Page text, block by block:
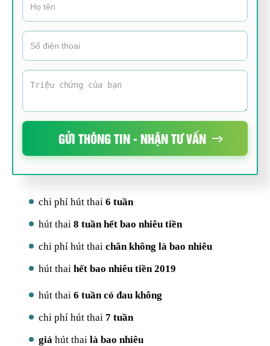
GỬI THÔNG TIN - NHẬN TƯ VẤN
chi phí hút thai6 tuần
hút thai8 tuần hết bao nhiêu tiền
chi phí hút thaichân không là bao nhiêu
hút thaihết bao nhiêu tiền 2019
hút thai6 tuần có đau không
chi phí hút thai 7 tuần
giá hút thailà bao nhiêu